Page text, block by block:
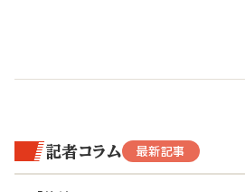
記者コラム 最新記事